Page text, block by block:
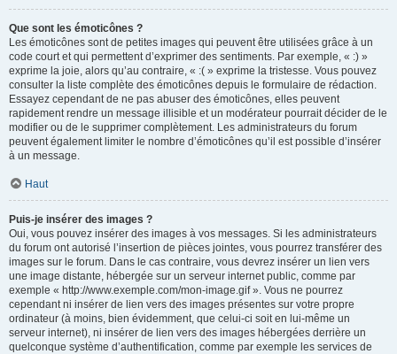
Que sont les émoticônes ?
Les émoticônes sont de petites images qui peuvent être utilisées grâce à un
code court et qui permettent d’exprimer des sentiments. Par exemple, « :) »
exprime la joie, alors qu’au contraire, « :( » exprime la tristesse. Vous pouvez
consulter la liste complète des émoticônes depuis le formulaire de rédaction.
Essayez cependant de ne pas abuser des émoticônes, elles peuvent
rapidement rendre un message illisible et un modérateur pourrait décider de le
modifier ou de le supprimer complètement. Les administrateurs du forum
peuvent également limiter le nombre d’émoticônes qu’il est possible d’insérer
à un message.
Haut
Puis-je insérer des images ?
Oui, vous pouvez insérer des images à vos messages. Si les administrateurs
du forum ont autorisé l’insertion de pièces jointes, vous pourrez transférer des
images sur le forum. Dans le cas contraire, vous devrez insérer un lien vers
une image distante, hébergée sur un serveur internet public, comme par
exemple « http://www.exemple.com/mon-image.gif ». Vous ne pourrez
cependant ni insérer de lien vers des images présentes sur votre propre
ordinateur (à moins, bien évidemment, que celui-ci soit en lui-même un
serveur internet), ni insérer de lien vers des images hébergées derrière un
quelconque système d’authentification, comme par exemple les services de